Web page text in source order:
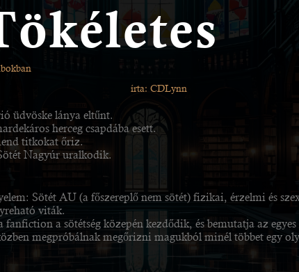
írta: CDLynn
üdvöske lánya eltűnt.
herceg csapdába esett.
titkokat őriz.
Nagyúr uralkodik.
Sötét AU (a főszereplő nem sötét) fizikai, érzelmi és
viták.
fanfiction a sötétség közepén kezdődik, és bemutatja az
megpróbálnak megőrizni magukból minél többet egy